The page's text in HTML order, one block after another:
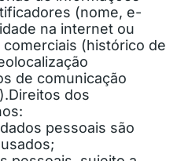
(nome, e-
na internet ou
(histórico de
de comunicação
Direitos dos
pessoais são